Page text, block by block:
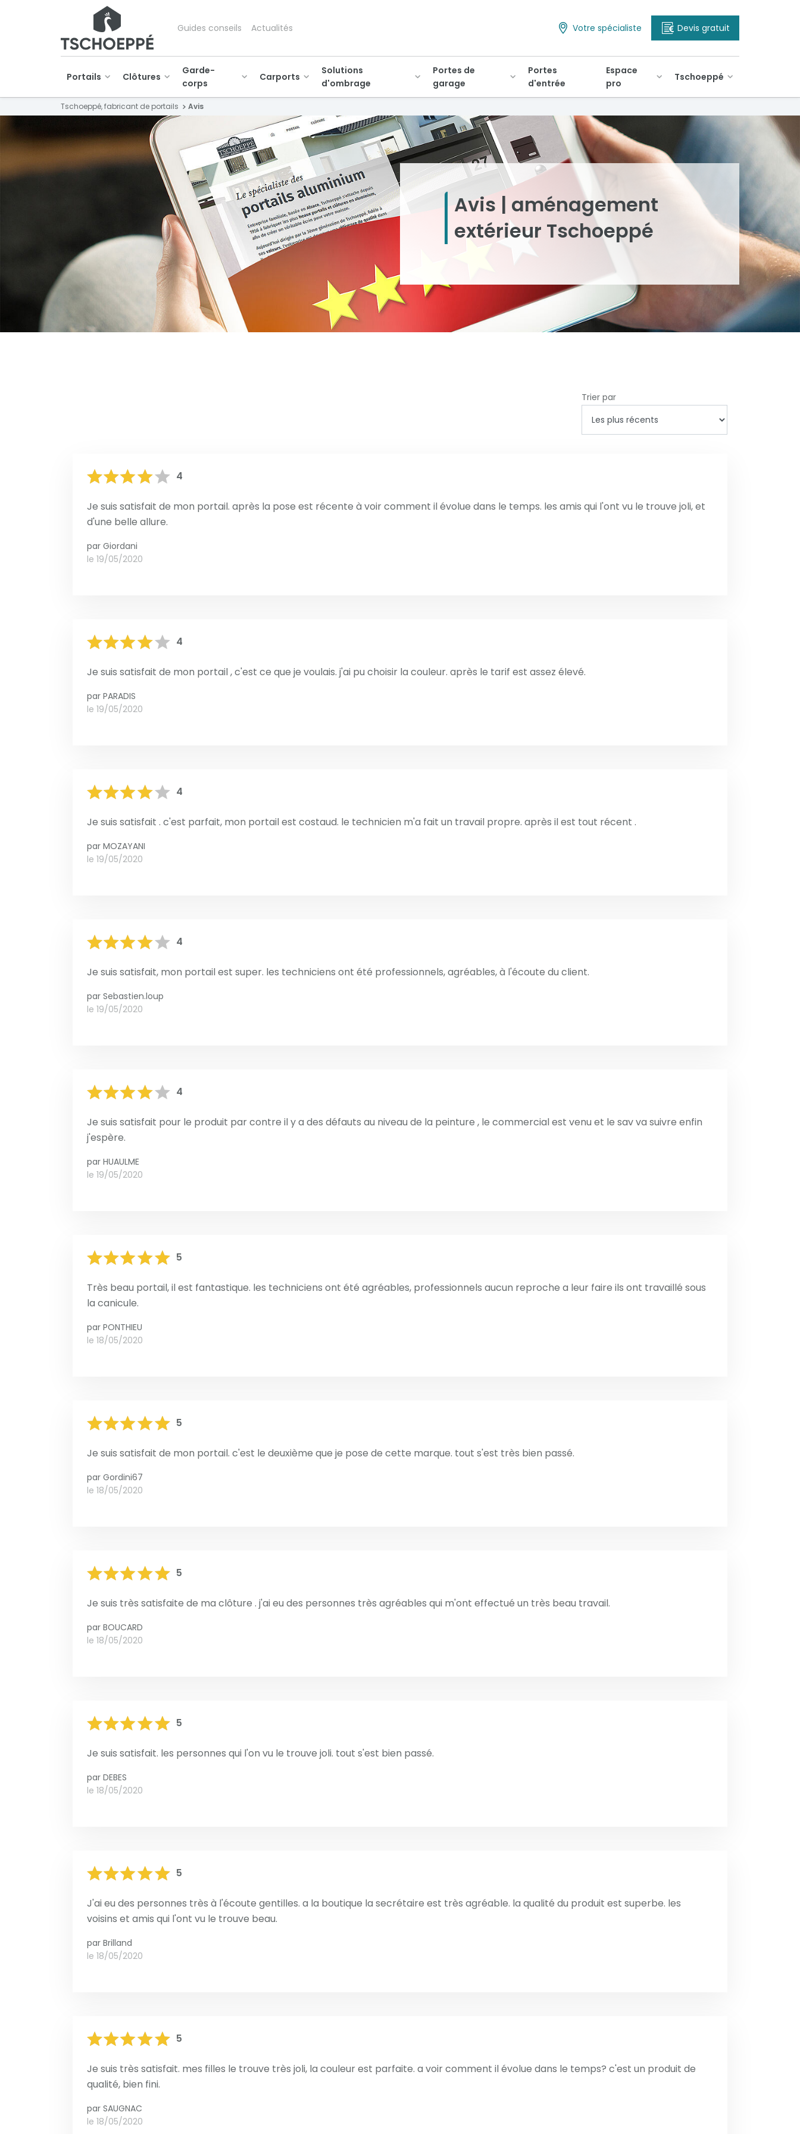
Guides conseils Actualités Votre spécialiste Devis gratuit
Portails Clôtures
Garde-
corps
Carports
Solutions
d'ombrage
Portes de
garage
Portes
d'entrée
Espace
pro
Tschoeppé
Tschoeppé, fabricant de portails Avis
Avis | aménagement
extérieur Tschoeppé
Trier par
4
Je suis satisfait de mon portail. après la pose est récente à voir comment il évolue dans le temps. les amis qui l'ont vu le trouve joli, et
d'une belle allure.
par Giordani
le 19/05/2020
4
Je suis satisfait de mon portail , c'est ce que je voulais. j'ai pu choisir la couleur. après le tarif est assez élevé.
par PARADIS
le 19/05/2020
4
Je suis satisfait . c'est parfait, mon portail est costaud. le technicien m'a fait un travail propre. après il est tout récent .
par MOZAYANI
le 19/05/2020
4
Je suis satisfait, mon portail est super. les techniciens ont été professionnels, agréables, à l'écoute du client.
par Sebastien.loup
le 19/05/2020
4
Je suis satisfait pour le produit par contre il y a des défauts au niveau de la peinture , le commercial est venu et le sav va suivre enfin
j'espère.
par HUAULME
le 19/05/2020
5
Très beau portail, il est fantastique. les techniciens ont été agréables, professionnels aucun reproche a leur faire ils ont travaillé sous
la canicule.
par PONTHIEU
le 18/05/2020
5
Je suis satisfait de mon portail. c'est le deuxième que je pose de cette marque. tout s'est très bien passé.
par Gordini67
le 18/05/2020
5
Je suis très satisfaite de ma clôture . j'ai eu des personnes très agréables qui m'ont effectué un très beau travail.
par BOUCARD
le 18/05/2020
5
Je suis satisfait. les personnes qui l'on vu le trouve joli. tout s'est bien passé.
par DEBES
le 18/05/2020
5
J'ai eu des personnes très à l'écoute gentilles. a la boutique la secrétaire est très agréable. la qualité du produit est superbe. les
voisins et amis qui l'ont vu le trouve beau.
par Brilland
le 18/05/2020
5
Je suis très satisfait. mes filles le trouve très joli, la couleur est parfaite. a voir comment il évolue dans le temps? c'est un produit de
qualité, bien fini.
par SAUGNAC
le 18/05/2020